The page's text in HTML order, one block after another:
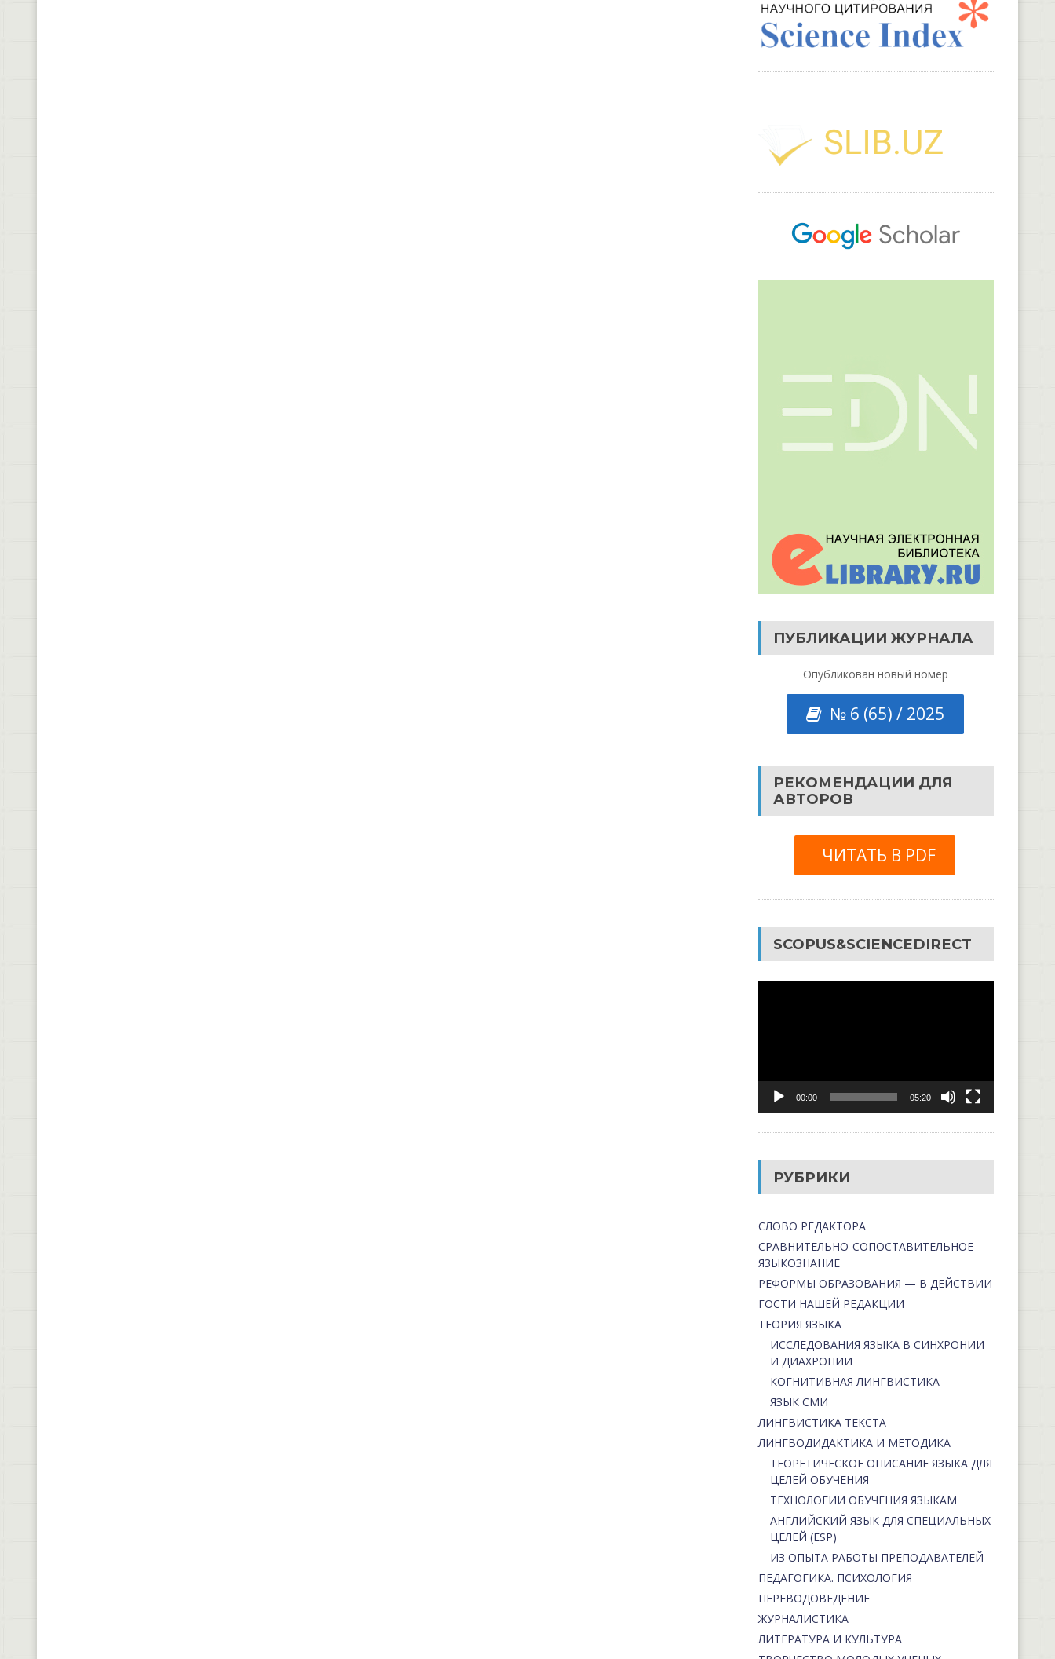
ПУБЛИКАЦИИ ЖУРНАЛА
Опубликован новый номер
№ 6 (65) / 2025
РЕКОМЕНДАЦИИ ДЛЯ
АВТОРОВ
ЧИТАТЬ В PDF
SCOPUS&SCIENCEDIRECT
00:00 05:20
РУБРИКИ
СЛОВО РЕДАКТОРА
СРАВНИТЕЛЬНО-СОПОСТАВИТЕЛЬНОЕ
ЯЗЫКОЗНАНИЕ
РЕФОРМЫ ОБРАЗОВАНИЯ — В ДЕЙСТВИИ
ГОСТИ НАШЕЙ РЕДАКЦИИ
ТЕОРИЯ ЯЗЫКА
ИССЛЕДОВАНИЯ ЯЗЫКА В СИНХРОНИИ
И ДИАХРОНИИ
КОГНИТИВНАЯ ЛИНГВИСТИКА
ЯЗЫК СМИ
ЛИНГВИСТИКА ТЕКСТА
ЛИНГВОДИДАКТИКА И МЕТОДИКА
ТЕОРЕТИЧЕСКОЕ ОПИСАНИЕ ЯЗЫКА ДЛЯ
ЦЕЛЕЙ ОБУЧЕНИЯ
ТЕХНОЛОГИИ ОБУЧЕНИЯ ЯЗЫКАМ
АНГЛИЙСКИЙ ЯЗЫК ДЛЯ СПЕЦИАЛЬНЫХ
ЦЕЛЕЙ (ESP)
ИЗ ОПЫТА РАБОТЫ ПРЕПОДАВАТЕЛЕЙ
ПЕДАГОГИКА. ПСИХОЛОГИЯ
ПЕРЕВОДОВЕДЕНИЕ
ЖУРНАЛИСТИКА
ЛИТЕРАТУРА И КУЛЬТУРА